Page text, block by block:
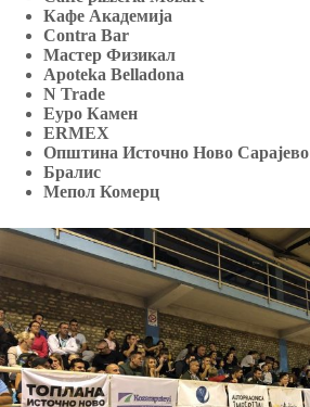
Кафе Академија
Contra Bar
Мастер Физикал
Apoteka Belladona
N Trade
Еуро Камен
ERMEX
Општина Источно Ново Сарајево
Бралис
Мепол Комерц